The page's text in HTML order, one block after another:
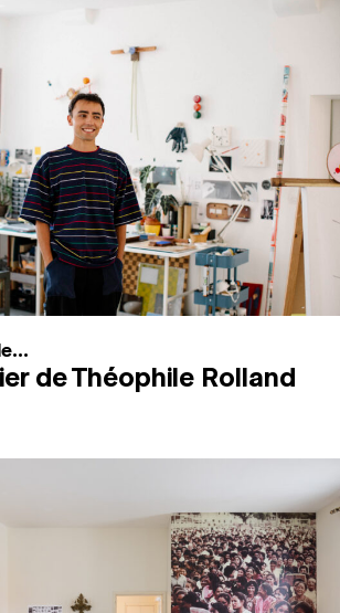
ARTISTIQUE ↓
de Théophile Rolland